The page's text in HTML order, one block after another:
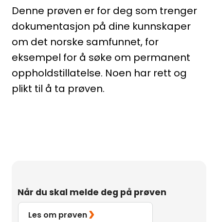
Denne prøven er for deg som trenger
dokumentasjon på dine kunnskaper
om det norske samfunnet, for
eksempel for å søke om permanent
oppholdstillatelse. Noen har rett og
plikt til å ta prøven.
Når du skal melde deg på prøven
Les om prøven